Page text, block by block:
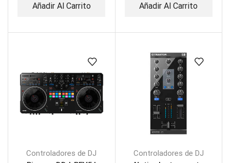
Añadir Al Carrito Añadir Al Carrito
Controladores de DJ
Controladores de DJ